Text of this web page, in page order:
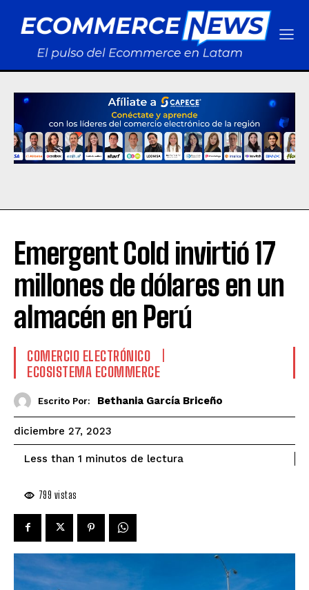
Emergent Cold invirtió 17
millones de dólares en un
almacén en Perú
COMERCIO ELECTRÓNICO
ECOSISTEMA ECOMMERCE
Escrito Por: Bethania García Briceño
diciembre 27, 2023
Less than 1 minutos de lectura
799 vistas